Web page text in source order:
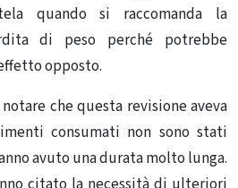
quando si raccomanda la
di peso perché potrebbe
opposto.
che questa revisione aveva
consumati non sono stati
avuto una durata molto lunga.